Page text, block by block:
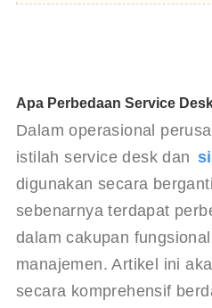
Apa Perbedaan Service
Dalam operasional
istilah service desk dan
digunakan secara
sebenarnya terdapat
dalam cakupan
manajemen. Artikel ini
secara komprehensif